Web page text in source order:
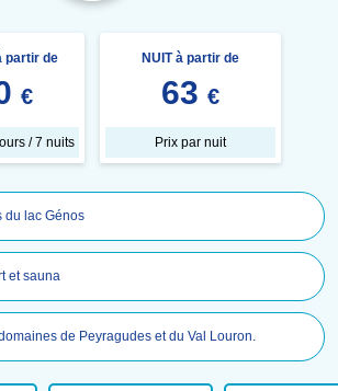
partir de
€
/ 7 nuits
NUIT à partir de
63 €
Prix par nuit
du lac Génos
et sauna
de Peyragudes et du Val Louron.